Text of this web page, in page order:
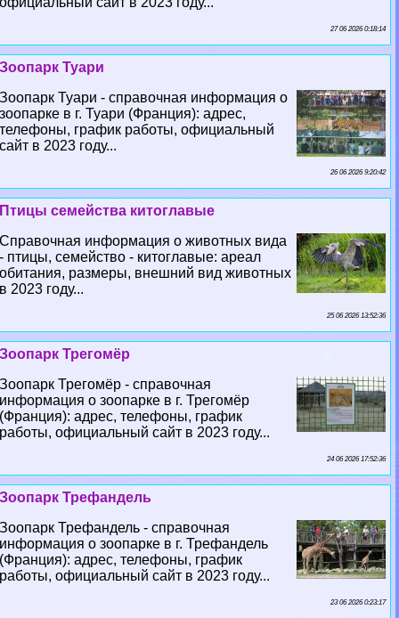
27 06 2026 0:18:14
Зоопарк Туари
Зоопарк Туари - справочная информация о
зоопарке в г. Туари (Франция): адрес,
телефоны, график работы, официальный
сайт в 2023 году...
26 06 2026 9:20:42
Птицы семейства китоглавые
Справочная информация о животных вида
- птицы, семейство - китоглавые: ареал
обитания, размеры, внешний вид животных
в 2023 году...
25 06 2026 13:52:36
Зоопарк Трегомёр
Зоопарк Трегомёр - справочная
информация о зоопарке в г. Трегомёр
(Франция): адрес, телефоны, график
работы, официальный сайт в 2023 году...
24 06 2026 17:52:36
Зоопарк Трефандель
Зоопарк Трефандель - справочная
информация о зоопарке в г. Трефандель
(Франция): адрес, телефоны, график
работы, официальный сайт в 2023 году...
23 06 2026 0:23:17